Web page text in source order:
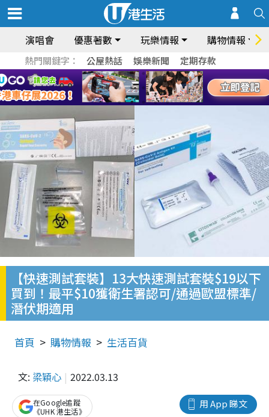
演唱會 優惠著數 玩樂情報 購物情報
熱門關鍵字： 公屋熱話 娛樂新聞 定期存款
【快速測試套裝】13大快速測試套裝$19以下
買到！最平$10獲衛生署認可/通過歐盟標準/
潛伏期適用
首頁 購物情報 生活百貨
文: 梁穎心 2022.03.13
用 App 睇文
在Google追蹤
《UHK 港生活》